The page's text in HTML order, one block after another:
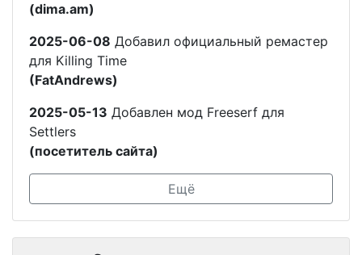
(dima.am)
2025-06-08 Добавил официальный ремастер
для Killing Time
(FatAndrews)
2025-05-13 Добавлен мод Freeserf для
Settlers
(посетитель сайта)
Ещё